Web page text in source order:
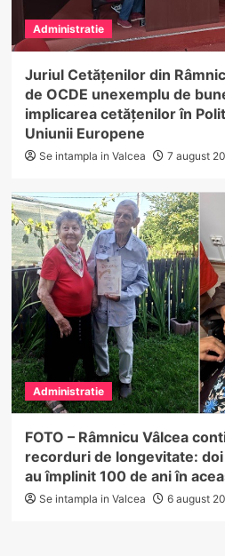
Administratie
Juriul Cetățenilor din
de OCDE unexemplu de
implicarea cetățenilor în
Uniunii Europene
Se intampla in Valcea 7 august
Administratie
FOTO – Râmnicu Vâlcea
recorduri de longevitate:
au împlinit 100 de ani în
Se intampla in Valcea 6 august